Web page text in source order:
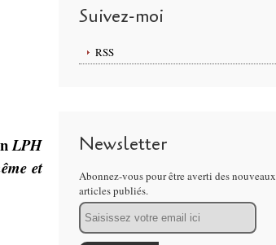
LPH
et
Suivez-moi
RSS
Newsletter
Abonnez-vous pour être averti des nouveaux
articles publiés.
Email